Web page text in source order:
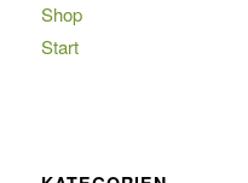
Shop
Start